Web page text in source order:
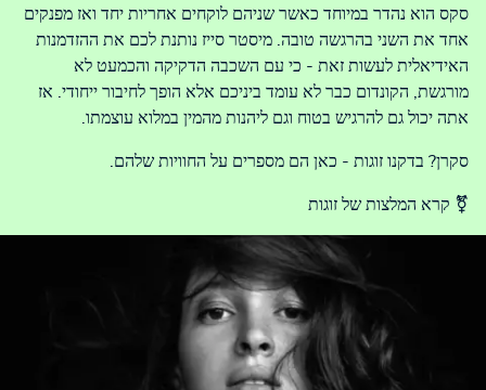
סקס הוא נהדר במיוחד כאשר שניהם לוקחים אחריות יחד ואז מפנקים
אחד את השני בהרגשה טובה. מיסטר סייז נותנת לכם את ההזדמנות
האידיאלית לעשות זאת - כי עם השכבה הדקיקה והכמעט לא
מורגשת, הקונדום כבר לא עומד ביניכם אלא הופך לחיבור ייחודי. אז
אתה יכול גם להרגיש בטוח וגם ליהנות מהמין במלוא עוצמתו.
סקרן? בדקנו זוגות - כאן הם מספרים על החוויות שלהם.
⚧ קרא המלצות של זוגות